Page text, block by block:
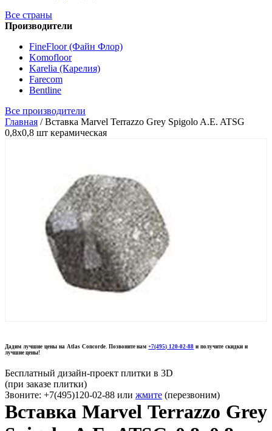
Все страны
Производители
FineFloor (Файн Флор)
Komofloor
Karelia (Карелия)
Farecom
Bentline
Все производители
Главная /Вставка Marvel Terrazzo Grey Spigolo A.E. ATSG
0,8x0,8 шт керамическая
Дадим лучшие цены на Atlas Concorde. Позвоните нам+7(495) 120-02-88 и получите скидки и
лучшие цены!
Бесплатный дизайн-проект плитки в 3D
(при заказе плитки)
Звоните: +7(495)120-02-88 или жмите (перезвоним)
Вставка Marvel Terrazzo Grey